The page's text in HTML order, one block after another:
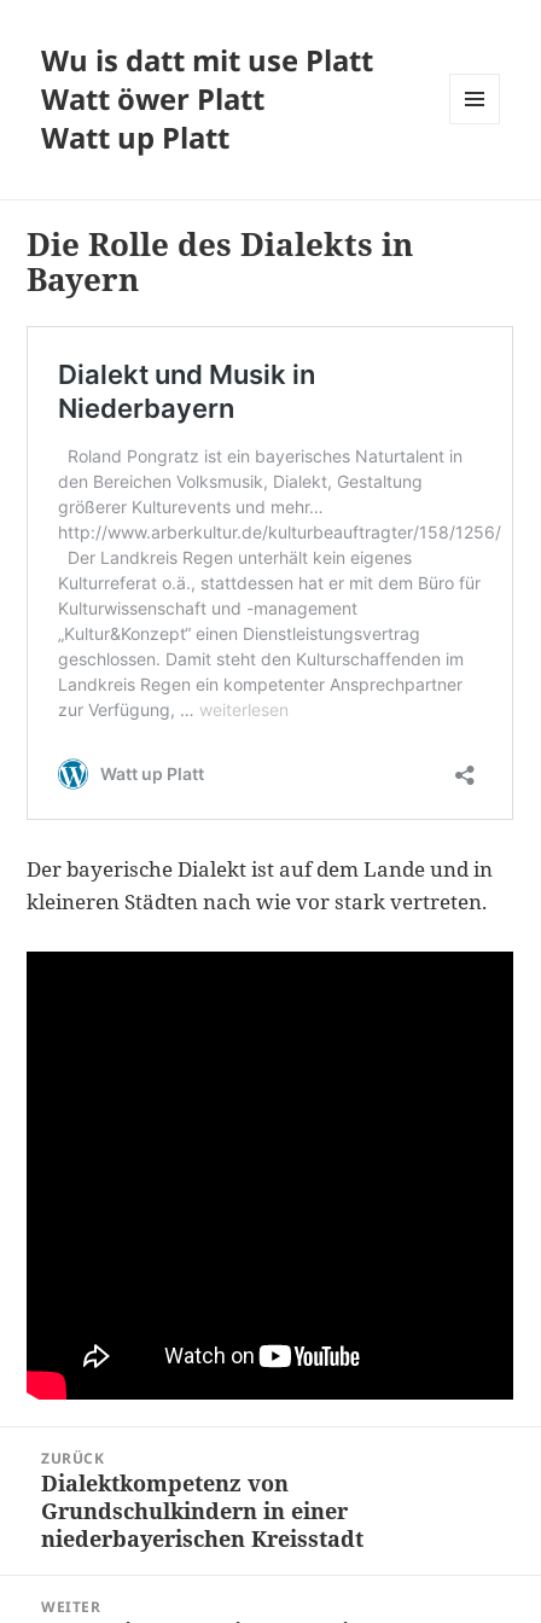
Wu is datt mit use Platt
Watt öwer Platt
Watt up Platt
Die Rolle des Dialekts in
Bayern
Der bayerische Dialekt ist auf dem Lande und in
kleineren Städten nach wie vor stark vertreten.
ZURÜCK
Vorheriger
Beitrag:
Dialektkompetenz von
Grundschulkindern in einer
niederbayerischen Kreisstadt
WEITER